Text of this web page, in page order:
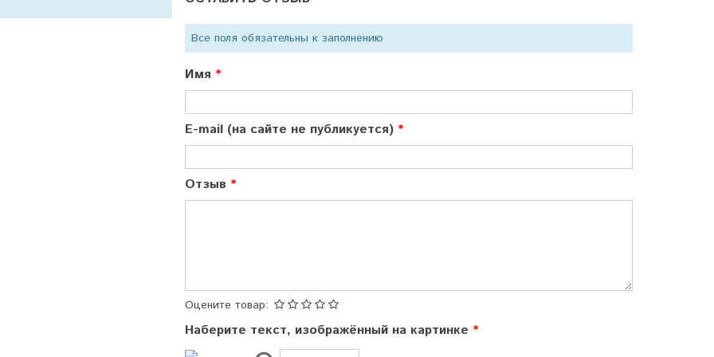
Все поля обязательны к заполнению
Имя
E-mail (на сайте не публикуется)
Отзыв
Оцените товар:
Наберите текст, изображённый на картинке